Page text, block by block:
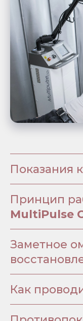
Показания
Принцип
MultiPulse
Заметное
Как